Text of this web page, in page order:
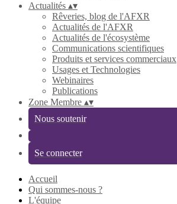
Actualités ▴▾
Rêveries, blog de l'AFXR
Actualités de l'AFXR
Actualités de l'écosystème
Communications scientifiques
Produits et services commerciaux
Usages et Technologies
Webinaires
Publications
Zone Membre ▴▾
Nous soutenir
Se connecter
Accueil
Qui sommes-nous ?
L'équipe